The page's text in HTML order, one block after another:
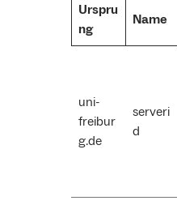
Urspru
ng
Name
uni-
freibur
g.de
serveri
d